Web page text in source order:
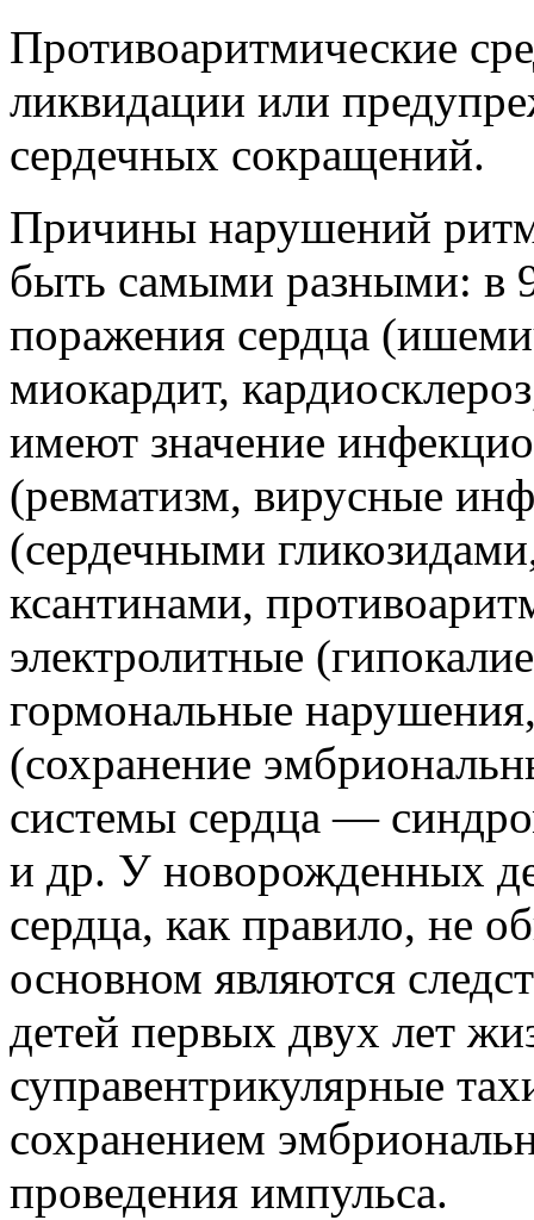
Противоаритмические
ликвидации или
сердечных сокращений.
Причины нарушений
быть самыми разными: в
поражения сердца
миокардит,
имеют значение
(ревматизм, вирусные
(сердечными
ксантинами,
электролитные
гормональные
(сохранение
системы сердца —
и др. У новорожденных
сердца, как правило, не
основном являются
детей первых двух лет
суправентрикулярные
сохранением
проведения импульса.